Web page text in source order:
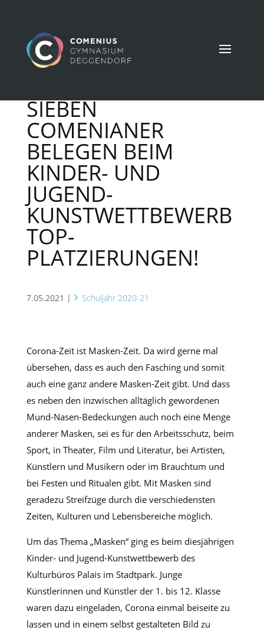
SIEBEN
COMENIANER
BELEGEN BEIM
KINDER- UND
JUGEND-
KUNSTWETTBEWERB
TOP-
PLATZIERUNGEN!
7.05.2021 | Schuljahr 2020-21
Corona-Zeit ist Masken-Zeit. Da wird gerne mal
übersehen, dass es auch den Fasching und somit
auch eine ganz andere Masken-Zeit gibt. Und dass
es neben den inzwischen alltäglich gewordenen
Mund-Nasen-Bedeckungen auch noch eine Menge
anderer Masken, sei es für den Arbeitsschutz, beim
Sport, in Theater, Film und Literatur, bei Artisten,
Künstlern und Musikern oder im Brauchtum und
bei Festen und Ritualen gibt. Mit Masken sind
geradezu Streifzüge durch die verschiedensten
Zeiten, Kulturen und Lebensbereiche möglich.
Um das Thema „Masken“ ging es beim diesjährigen
Kinder- und Jugend-Kunstwettbewerb des
Kulturbüros Palais im Stadtpark. Junge
Künstlerinnen und Künstler der 1. bis 12. Klasse
waren dazu eingeladen, Corona einmal beiseite zu
lassen und in einem selbst gestalteten Bild zu